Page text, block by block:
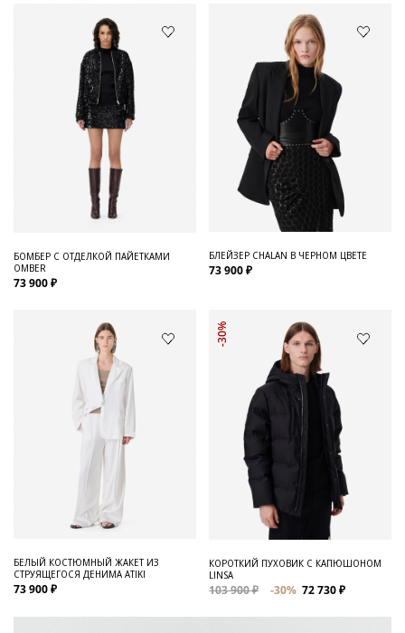
БОМБЕР С ОТДЕЛКОЙ ПАЙЕТКАМИ
OMBER
73 900 ₽
БЛЕЙЗЕР CHALAN В ЧЕРНОМ ЦВЕТЕ
73 900 ₽
БЕЛЫЙ КОСТЮМНЫЙ ЖАКЕТ ИЗ
СТРУЯЩЕГОСЯ ДЕНИМА ATIKI
73 900 ₽
-30%
КОРОТКИЙ ПУХОВИК С КАПЮШОНОМ
LINSA
103 900 ₽ -30% 72 730 ₽